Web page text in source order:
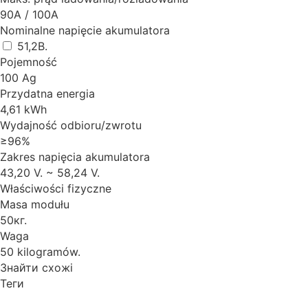
90A / 100A
Nominalne napięcie akumulatora
51,2B.
Pojemność
100 Ag
Przydatna energia
4,61 kWh
Wydajność odbioru/zwrotu
≥96%
Zakres napięcia akumulatora
43,20 V. ~ 58,24 V.
Właściwości fizyczne
Masa modułu
50кг.
Waga
50 kilogramów.
Знайти схожі
Теги